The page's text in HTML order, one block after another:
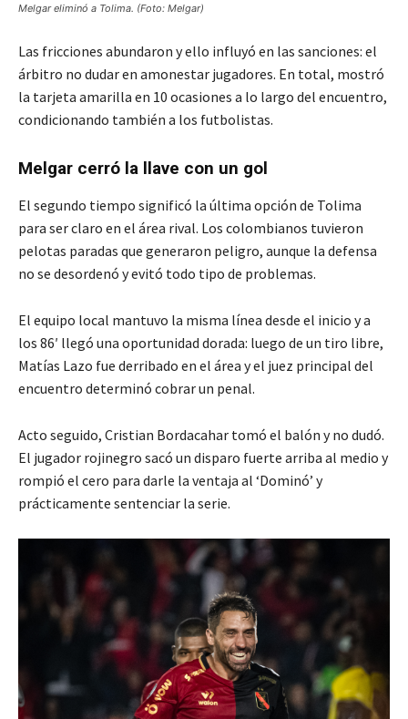
Melgar eliminó a Tolima. (Foto: Melgar)
Las fricciones abundaron y ello influyó en las sanciones: el
árbitro no dudar en amonestar jugadores. En total, mostró
la tarjeta amarilla en 10 ocasiones a lo largo del encuentro,
condicionando también a los futbolistas.
Melgar cerró la llave con un gol
El segundo tiempo significó la última opción de Tolima
para ser claro en el área rival. Los colombianos tuvieron
pelotas paradas que generaron peligro, aunque la defensa
no se desordenó y evitó todo tipo de problemas.
El equipo local mantuvo la misma línea desde el inicio y a
los 86′ llegó una oportunidad dorada: luego de un tiro libre,
Matías Lazo fue derribado en el área y el juez principal del
encuentro determinó cobrar un penal.
Acto seguido, Cristian Bordacahar tomó el balón y no dudó.
El jugador rojinegro sacó un disparo fuerte arriba al medio y
rompió el cero para darle la ventaja al ‘Dominó’ y
prácticamente sentenciar la serie.